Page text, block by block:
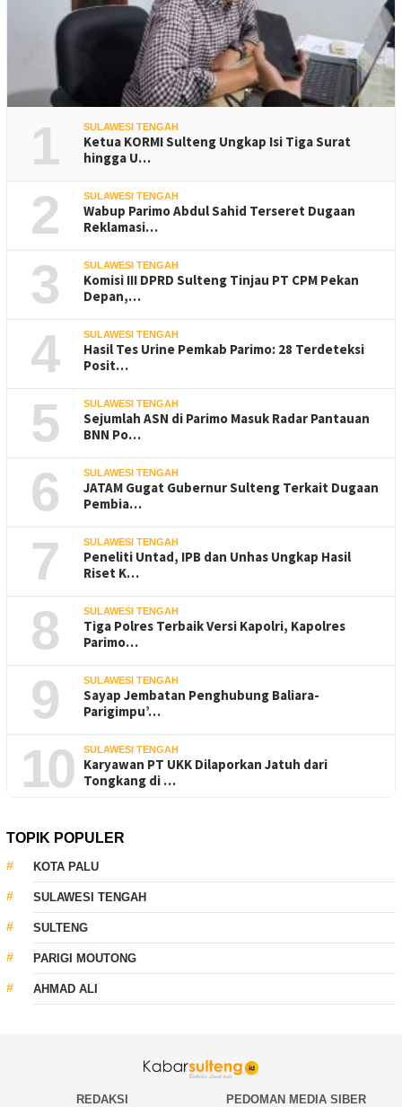
1 SULAWESI TENGAH
Ketua KORMI Sulteng Ungkap Isi Tiga Surat
hingga U…
2 SULAWESI TENGAH
Wabup Parimo Abdul Sahid Terseret Dugaan
Reklamasi…
3 SULAWESI TENGAH
Komisi III DPRD Sulteng Tinjau PT CPM Pekan
Depan,…
4 SULAWESI TENGAH
Hasil Tes Urine Pemkab Parimo: 28 Terdeteksi
Posit…
5 SULAWESI TENGAH
Sejumlah ASN di Parimo Masuk Radar Pantauan
BNN Po…
6 SULAWESI TENGAH
JATAM Gugat Gubernur Sulteng Terkait Dugaan
Pembia…
7 SULAWESI TENGAH
Peneliti Untad, IPB dan Unhas Ungkap Hasil
Riset K…
8 SULAWESI TENGAH
Tiga Polres Terbaik Versi Kapolri, Kapolres
Parimo…
9 SULAWESI TENGAH
Sayap Jembatan Penghubung Baliara-
Parigimpu’…
10 SULAWESI TENGAH
Karyawan PT UKK Dilaporkan Jatuh dari
Tongkang di …
TOPIK POPULER
KOTA PALU
SULAWESI TENGAH
SULTENG
PARIGI MOUTONG
AHMAD ALI
REDAKSI PEDOMAN MEDIA SIBER